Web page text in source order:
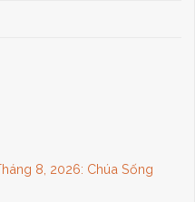
8, 2026: Chúa Sống